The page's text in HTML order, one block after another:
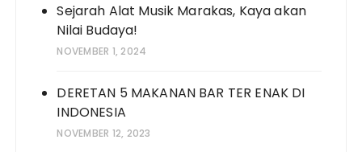
Sejarah Alat Musik Marakas, Kaya akan
Nilai Budaya!
NOVEMBER 1, 2024
DERETAN 5 MAKANAN BAR TER ENAK DI
INDONESIA
NOVEMBER 12, 2023